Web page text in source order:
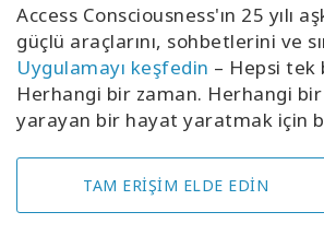
Access Consciousness'ın 25 yılı
güçlü araçlarını, sohbetlerini ve
Uygulamayı keşfedin – Hepsi tek
Herhangi bir zaman. Herhangi bir
yarayan bir hayat yaratmak için
TAM ERİŞİM ELDE EDİN